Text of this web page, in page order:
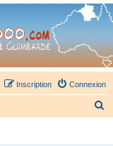
la communauté.
Connexion
Inscription